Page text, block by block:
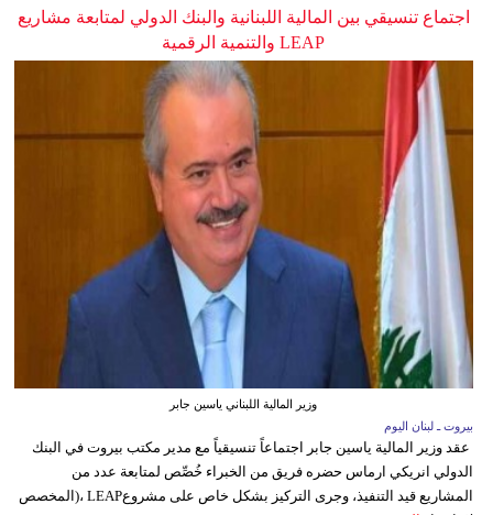
اجتماع تنسيقي بين المالية اللبنانية والبنك الدولي لمتابعة مشاريع
LEAP والتنمية الرقمية
وزير المالية اللبناني ياسين جابر
بيروت ـ لبنان اليوم
عقد وزير المالية ياسين جابر اجتماعاً تنسيقياً مع مدير مكتب بيروت في البنك
الدولي انريكي ارماس حضره فريق من الخبراء خُصِّص لمتابعة عدد من
المشاريع قيد التنفيذ، وجرى التركيز بشكل خاص على مشروعLEAP ،(المخصص